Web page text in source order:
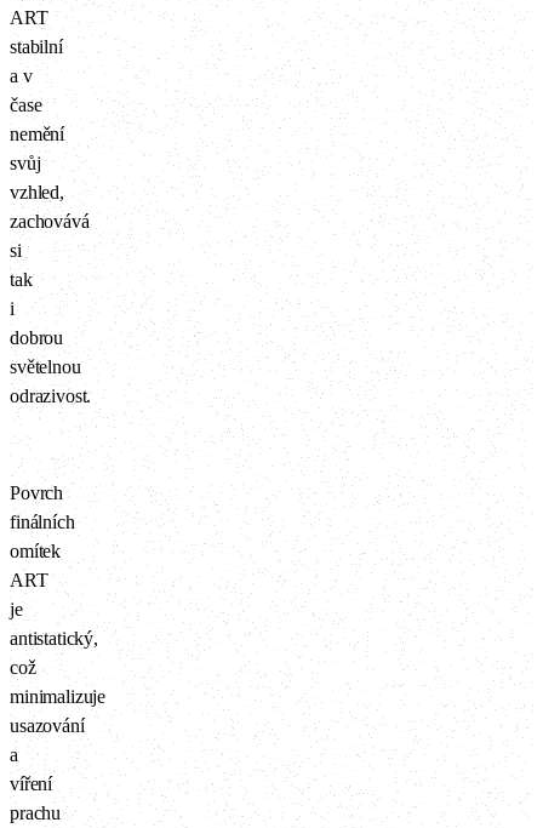
ART
stabilní
a v
čase
nemění
svůj
vzhled,
zachovává
si
tak
i
dobrou
světelnou
odrazivost.
Povrch
finálních
omítek
ART
je
antistatický,
což
minimalizuje
usazování
a
víření
prachu